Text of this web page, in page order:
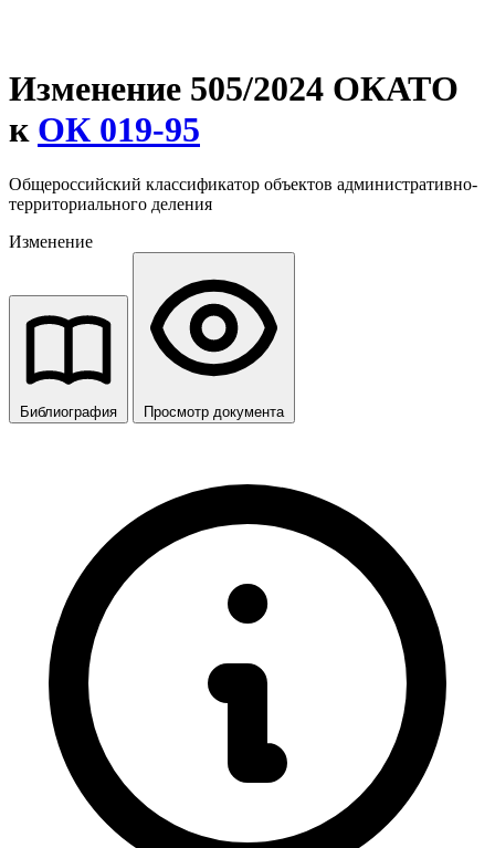
Изменение 505/2024 ОКАТО
к ОК 019-95
Общероссийский классификатор объектов административно-
территориального деления
Изменение
Библиография Просмотр документа